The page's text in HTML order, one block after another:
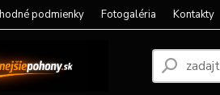
podmienky Fotogaléria Kontakty